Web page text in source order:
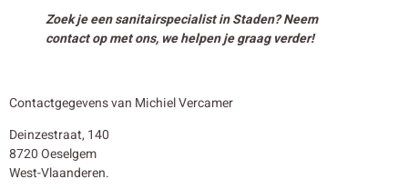
Zoek je een sanitairspecialist in Staden? Neem
contact op met ons, we helpen je graag verder!
Contactgegevens van Michiel Vercamer
Deinzestraat, 140
8720 Oeselgem
West-Vlaanderen.